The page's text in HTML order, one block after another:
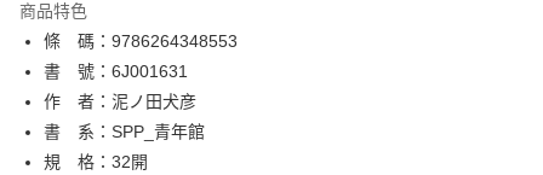
相關說明
【關於「AFTEE先享後付」】
AFTEE先享後付是「在收到商品之後才付款」的支付方式。 讓您購物簡單
便利好安心！
１．簡單：不需註冊會員、不需綁卡、不需儲值。
２．便利：只要手機號碼，簡訊認證，即可結帳。
３．安心：先確認商品／服務後，再付款。
ATM付款
運送方式
全家取貨付款
商品特色
條 碼：9786264348553
書 號：6J001631
作 者：泥ノ田犬彦
書 系：SPP_青年館
規 格：32開